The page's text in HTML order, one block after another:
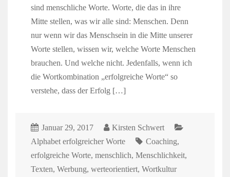
sind menschliche Worte. Worte, die das in ihre
Mitte stellen, was wir alle sind: Menschen. Denn
nur wenn wir das Menschsein in die Mitte unserer
Worte stellen, wissen wir, welche Worte Menschen
brauchen. Und welche nicht. Jedenfalls, wenn ich
die Wortkombination „erfolgreiche Worte“ so
verstehe, dass der Erfolg […]
Januar 29, 2017
Kirsten Schwert
Alphabet erfolgreicher Worte
Coaching,
erfolgreiche Worte, menschlich, Menschlichkeit,
Texten, Werbung, werteorientiert, Wortkultur